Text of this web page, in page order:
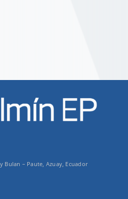
Bulan – Paute, Azuay, Ecuador